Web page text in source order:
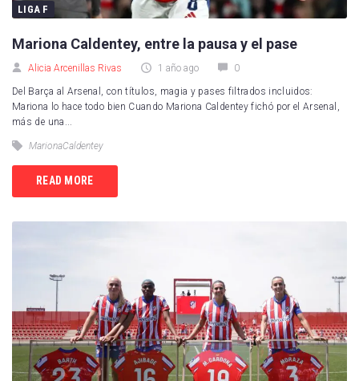
LIGA F
Mariona Caldentey, entre la pausa y el pase
Alicia Arcenillas Rivas 1 año ago 0
Del Barça al Arsenal, con títulos, magia y pases filtrados incluidos:
Mariona lo hace todo bien Cuando Mariona Caldentey fichó por el Arsenal,
más de una...
MarionaCaldentey
READ MORE